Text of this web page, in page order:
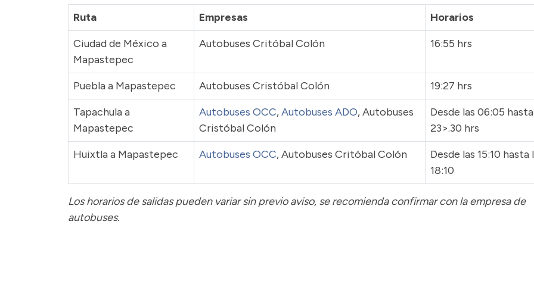
Ruta Empresas
Horarios
Ciudad de México a
Mapastepec
Autobuses Critóbal Colón 16:55 hrs
Puebla a Mapastepec Autobuses Cristóbal Colón
19:27 hrs
Tapachula a
Mapastepec
Autobuses OCC,Autobuses ADO, Autobuses
Cristóbal Colón
Desde las 06:05
23>.30 hrs
Huixtla a Mapastepec
Autobuses OCC, Autobuses Critóbal Colón
Desde las 15:10 hasta
18:10
Los horarios de salidas pueden variar sin previo aviso, se recomienda confirmar con la empresa de
autobuses.